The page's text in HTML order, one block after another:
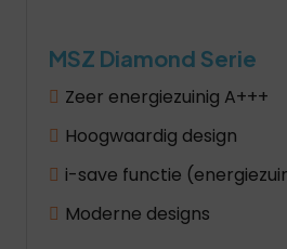
MSZ Diamond Serie
Zeer energiezuinig A+++
Hoogwaardig design
i-save functie
Moderne designs